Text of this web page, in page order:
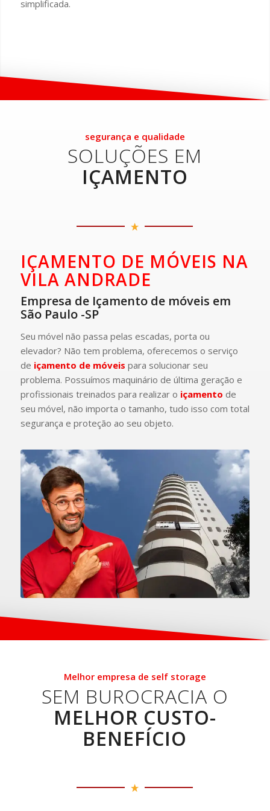
simplificada.
segurança e qualidade
SOLUÇÕES EM
IÇAMENTO
IÇAMENTO DE MÓVEIS NA
VILA ANDRADE
Empresa de Içamento de móveis em
São Paulo -SP
Seu móvel não passa pelas escadas, porta ou
elevador? Não tem problema, oferecemos o serviço
de içamento de móveis para solucionar seu
problema. Possuímos maquinário de última geração e
profissionais treinados para realizar o içamento de
seu móvel, não importa o tamanho, tudo isso com total
segurança e proteção ao seu objeto.
Melhor empresa de self storage
SEM BUROCRACIA O
MELHOR CUSTO-
BENEFÍCIO